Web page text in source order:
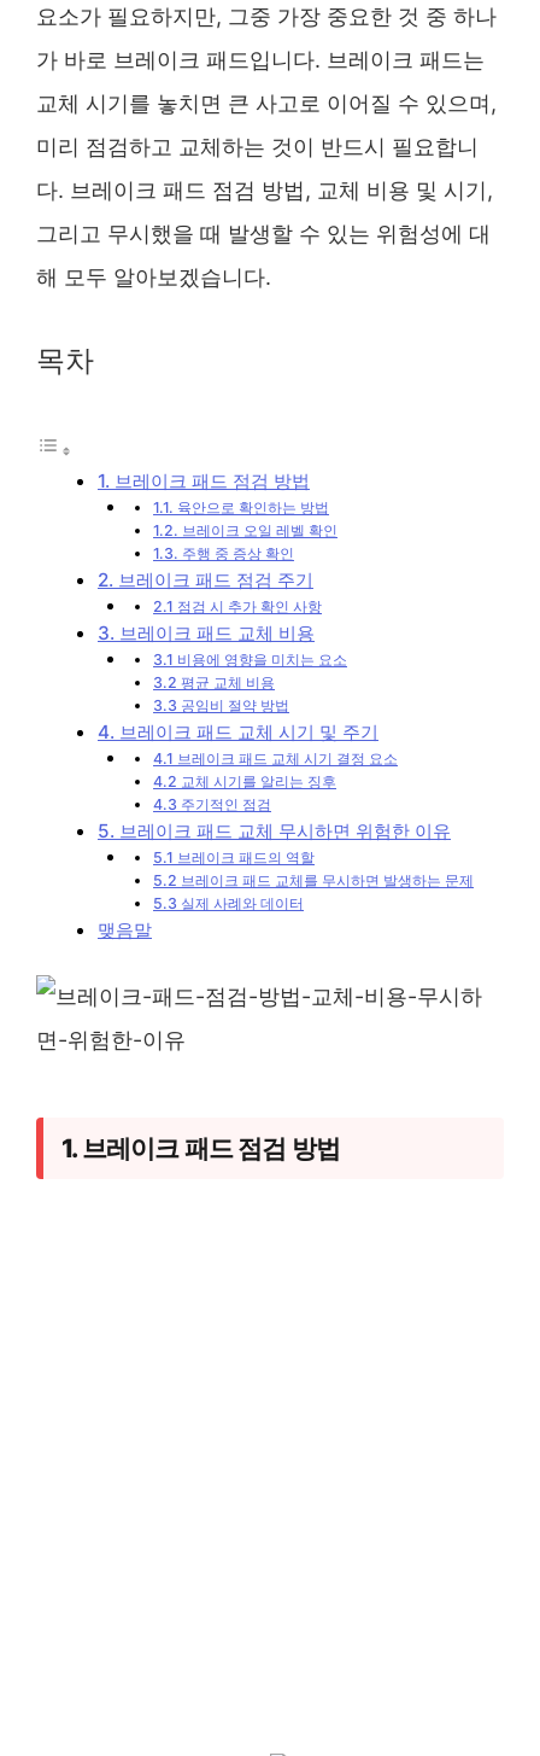
요소가 필요하지만, 그중 가장 중요한 것 중 하나
가 바로 브레이크 패드입니다. 브레이크 패드는
교체 시기를 놓치면 큰 사고로 이어질 수 있으며,
미리 점검하고 교체하는 것이 반드시 필요합니
다. 브레이크 패드 점검 방법, 교체 비용 및 시기,
그리고 무시했을 때 발생할 수 있는 위험성에 대
해 모두 알아보겠습니다.
목차
1. 브레이크 패드 점검 방법
1.1. 육안으로 확인하는 방법
1.2. 브레이크 오일 레벨 확인
1.3. 주행 중 증상 확인
2. 브레이크 패드 점검 주기
2.1 점검 시 추가 확인 사항
3. 브레이크 패드 교체 비용
3.1 비용에 영향을 미치는 요소
3.2 평균 교체 비용
3.3 공임비 절약 방법
4. 브레이크 패드 교체 시기 및 주기
4.1 브레이크 패드 교체 시기 결정 요소
4.2 교체 시기를 알리는 징후
4.3 주기적인 점검
5. 브레이크 패드 교체 무시하면 위험한 이유
5.1 브레이크 패드의 역할
5.2 브레이크 패드 교체를 무시하면 발생하는 문제
5.3 실제 사례와 데이터
맺음말
1. 브레이크 패드 점검 방법